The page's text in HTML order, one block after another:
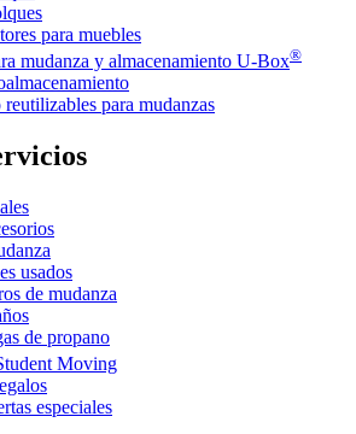
para muebles
mudanza y almacenamiento U-Box®
para mudanzas
usados
de mudanza
de propano
Moving
especiales